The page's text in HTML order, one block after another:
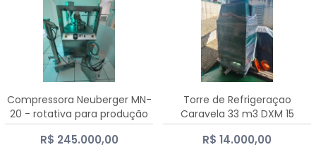
Compressora Neuberger MN-
20 - rotativa para produção
de comprimidos
R$ 245.000,00
Torre de Refrigeraçao
Caravela 33 m3 DXM 15
R$ 14.000,00